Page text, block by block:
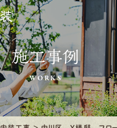
施工事例
WORKS